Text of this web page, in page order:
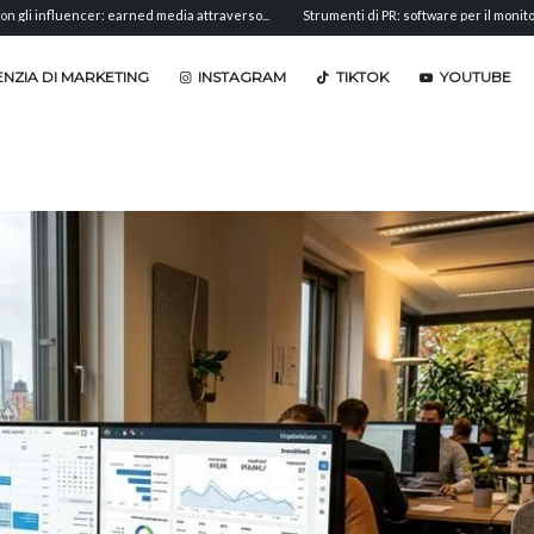
earned media attraverso... Strumenti di PR: software per il monitoraggio,...
DI MARKETING INSTAGRAM TIKTOK YOUTUBE